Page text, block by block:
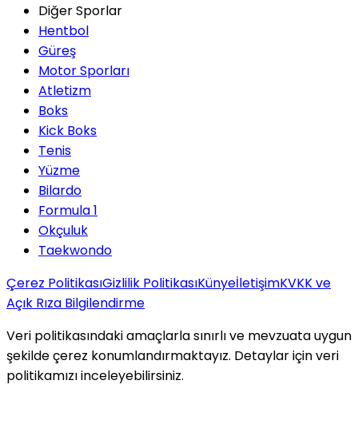
Diğer Sporlar
Hentbol
Güreş
Motor Sporları
Atletizm
Boks
Kick Boks
Tenis
Yüzme
Bilardo
Formula 1
Okçuluk
Taekwondo
Çerez PolitikasıGizlilik PolitikasıKünyeİletişimKVKK ve
Açık Rıza Bilgilendirme
Veri politikasındaki amaçlarla sınırlı ve mevzuata uygun
şekilde çerez konumlandırmaktayız. Detaylar için veri
politikamızı inceleyebilirsiniz.